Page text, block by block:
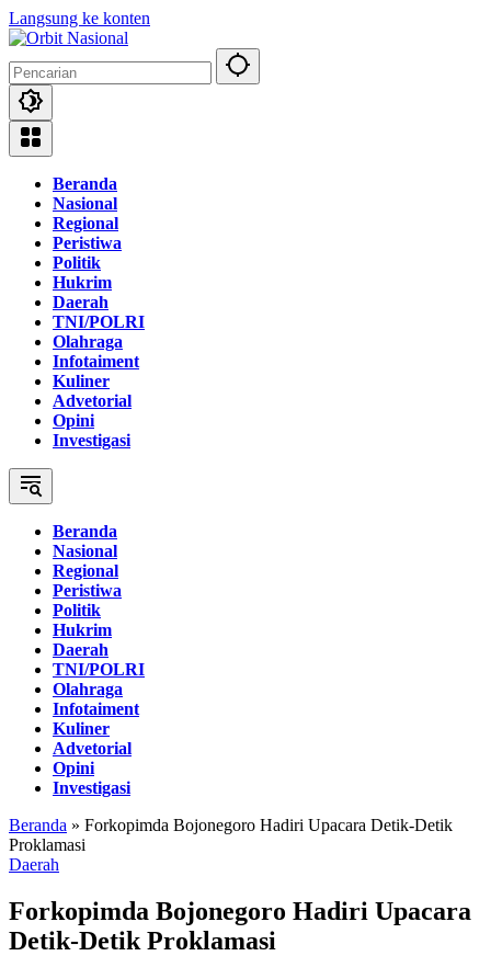
Langsung ke konten
Beranda
Nasional
Regional
Peristiwa
Politik
Hukrim
Daerah
TNI/POLRI
Olahraga
Infotaiment
Kuliner
Advetorial
Opini
Investigasi
Beranda
Nasional
Regional
Peristiwa
Politik
Hukrim
Daerah
TNI/POLRI
Olahraga
Infotaiment
Kuliner
Advetorial
Opini
Investigasi
Beranda » Forkopimda Bojonegoro Hadiri Upacara Detik-Detik
Proklamasi
Daerah
Forkopimda Bojonegoro Hadiri Upacara
Detik-Detik Proklamasi